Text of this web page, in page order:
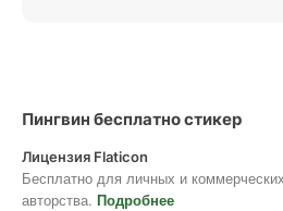
Пингвин бесплатно стикер
Лицензия Flaticon
Бесплатно для личных и
авторства. Подробнее